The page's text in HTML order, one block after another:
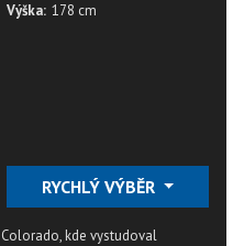
Výška: 178 cm
RYCHLÝ VÝBĚR
kde vystudoval